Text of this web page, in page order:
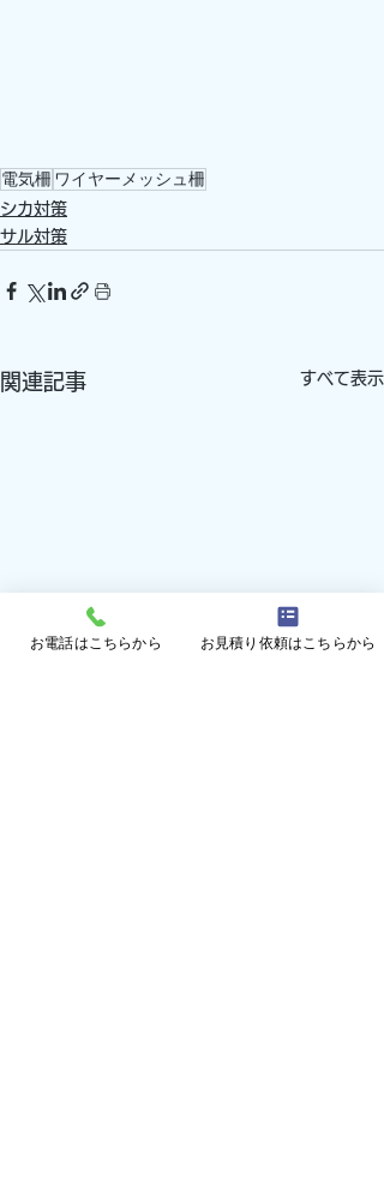
電気柵 ワイヤーメッシュ柵
シカ対策
サル対策
関連記事 すべて表示
お電話はこちらから お見積り依頼はこちらから